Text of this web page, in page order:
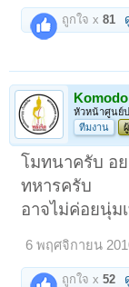
ถูกใจ x81
Komodo
หัวหน้าศูนย์
ทีมงาน
โมทนาครับ อย
ทหารครับ
อาจไม่ค่อยนุ่ม
6 พฤศจิกายน
ถูกใจ x52